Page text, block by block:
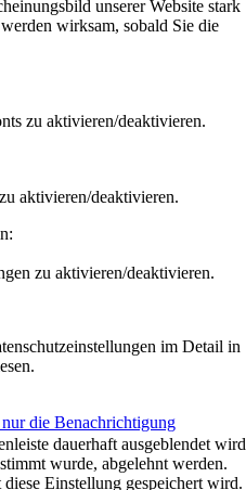
unserer Website stark
wirksam, sobald Sie die
zu aktivieren/deaktivieren.
aktivieren/deaktivieren.
zu aktivieren/deaktivieren.
im Detail in
die Benachrichtigung
dauerhaft ausgeblendet wird
wurde, abgelehnt werden.
Einstellung gespeichert wird.